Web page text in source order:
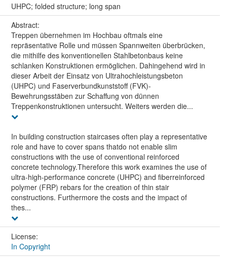
UHPC; folded structure; long span
Abstract:
Treppen übernehmen im Hochbau oftmals eine
repräsentative Rolle und müssen Spannweiten überbrücken,
die mithilfe des konventionellen Stahlbetonbaus keine
schlanken Konstruktionen ermöglichen. Dahingehend wird in
dieser Arbeit der Einsatz von Ultrahochleistungsbeton
(UHPC) und Faserverbundkunststoff (FVK)-
Bewehrungsstäben zur Schaffung von dünnen
Treppenkonstruktionen untersucht. Weiters werden die...
In building construction staircases often play a representative
role and have to cover spans thatdo not enable slim
constructions with the use of conventional reinforced
concrete technology.Therefore this work examines the use of
ultra-high-performance concrete (UHPC) and fiberreinforced
polymer (FRP) rebars for the creation of thin stair
constructions. Furthermore the costs and the impact of
thes...
License:
In Copyright